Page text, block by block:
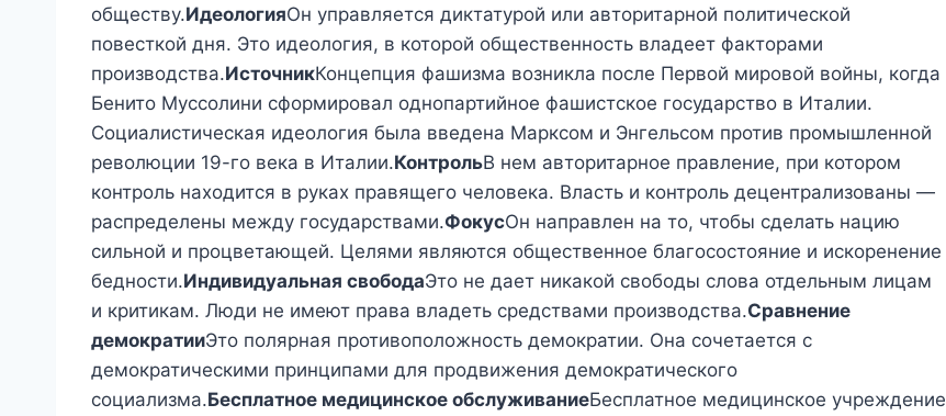
обществу.ИдеологияОн управляется диктатурой или авторитарной политической
повесткой дня. Это идеология, в которой общественность владеет факторами
производства.ИсточникКонцепция фашизма возникла после Первой мировой войны, когда
Бенито Муссолини сформировал однопартийное фашистское государство в Италии.
Социалистическая идеология была введена Марксом и Энгельсом против промышленной
революции 19-го века в Италии.КонтрольВ нем авторитарное правление, при котором
контроль находится в руках правящего человека. Власть и контроль децентрализованы —
распределены между государствами.ФокусОн направлен на то, чтобы сделать нацию
сильной и процветающей. Целями являются общественное благосостояние и искоренение
бедности.Индивидуальная свободаЭто не дает никакой свободы слова отдельным лицам
и критикам. Люди не имеют права владеть средствами производства.Сравнение
демократииЭто полярная противоположность демократии. Она сочетается с
демократическими принципами для продвижения демократического
социализма.Бесплатное медицинское обслуживаниеБесплатное медицинское учреждение